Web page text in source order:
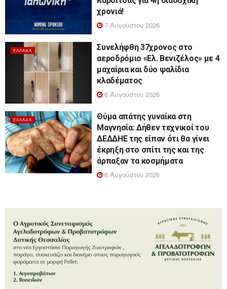
χρονιά!
7 Αυγούστου 2026
ΕΛΛΆΔΑ
Συνελήφθη 37χρονος στο
αεροδρόμιο «Ελ. Βενιζέλος» με 4
μαχαίρια και δύο ψαλίδια
κλαδέματος
6 Αυγούστου 2026
ΕΛΛΆΔΑ
Θύμα απάτης γυναίκα στη
Μαγνησία: Δήθεν τεχνικοί του
ΔΕΔΔΗΕ της είπαν ότι θα γίνει
έκρηξη στο σπίτι της και της
άρπαξαν τα κοσμήματα
6 Αυγούστου 2026